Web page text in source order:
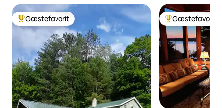
Bedste gæstefavorit
Gæstefavorit Bedste
Gæstefavorit